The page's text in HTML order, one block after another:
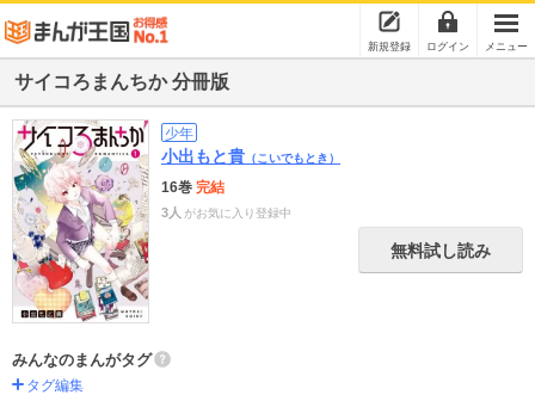
新規登録 ログイン メニュー
サイコろまんちか 分冊版
少年
小出もと貴 （こいでもとき）
16巻 完結
3人 がお気に入り登録中
無料試し読み
みんなのまんがタグ
タグ編集